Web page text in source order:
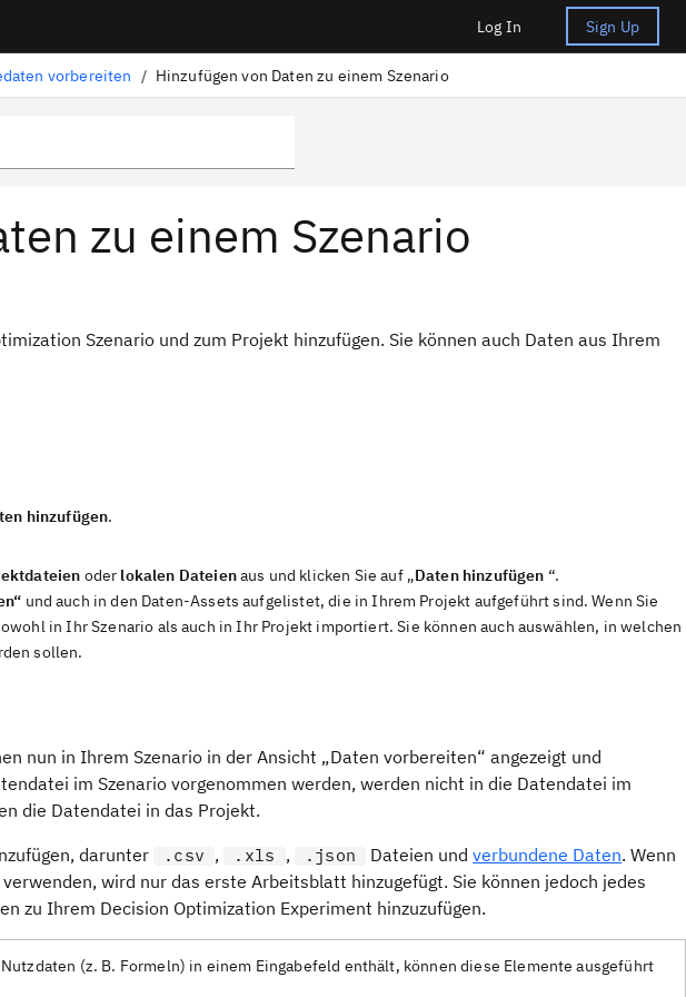
Log In Sign Up
vorbereiten / Hinzufügen von Daten zu einem Szenario
zu einem Szenario
Szenario und zum Projekt hinzufügen. Sie können auch Daten aus Ihrem
hinzufügen.
oder lokalen Dateienaus und klicken Sie auf „Daten hinzufügen “.
und auch in den Daten-Assets aufgelistet, die in Ihrem Projekt aufgeführt sind. Wenn Sie
in Ihr Szenario als auch in Ihr Projekt importiert. Sie können auch auswählen, in welchen
sollen.
nun in Ihrem Szenario in derAnsicht „Daten vorbereiten“ angezeigt und
im Szenario vorgenommen werden, werden nicht in die Datendatei im
die Datendatei in das Projekt.
darunter
.csv , .xls , .json Dateien undverbundene Daten. Wenn
wird nur das erste Arbeitsblatt hinzugefügt. Sie können jedoch jedes
zu Ihrem Decision Optimization Experiment hinzuzufügen.
(z. B. Formeln) in einem Eingabefeld enthält, können diese Elemente ausgeführt